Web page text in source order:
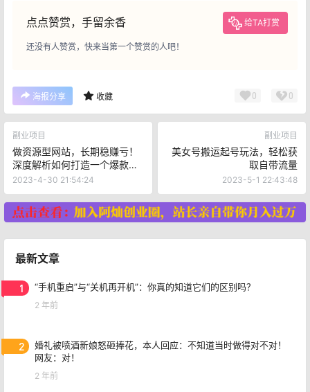
点点赞赏，手留余香 给TA打赏
还没有人赞赏，快来当第一个赞赏的人吧！
海报分享 收藏 0 0
副业项目
做资源型网站，长期稳赚亏！
深度解析如何打造一个爆款网
站
2023-4-30 21:54:24
副业项目
美女号搬运起号玩法，轻松获
取自带流量
2023-5-1 22:43:48
最新文章
1 “手机重启”与“关机再开机”：你真的知道它们的区别吗？
2 年前
2
婚礼被喷酒新娘怒砸捧花，本人回应：不知道当时做得对不对！
网友：对！
2 年前